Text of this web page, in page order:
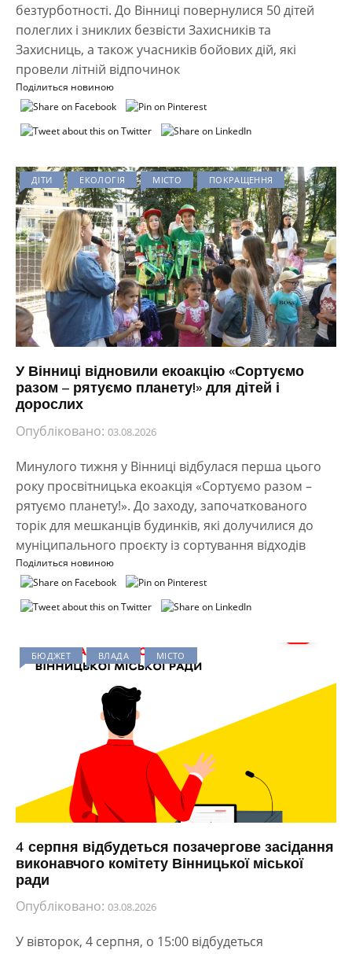
безтурботності. До Вінниці повернулися 50 дітей
полеглих і зниклих безвісти Захисників та
Захисниць, а також учасників бойових дій, які
провели літній відпочинок
Поділиться новиною
ДІТИ ЕКОЛОГІЯ МІСТО ПОКРАЩЕННЯ
У Вінниці відновили екоакцію «Сортуємо
разом – рятуємо планету!» для дітей і
дорослих
Опубліковано: 03.08.2026
Минулого тижня у Вінниці відбулася перша цього
року просвітницька екоакція «Сортуємо разом –
рятуємо планету!». До заходу, започаткованого
торік для мешканців будинків, які долучилися до
муніципального проєкту із сортування відходів
Поділиться новиною
БЮДЖЕТ ВЛАДА МІСТО
4 серпня відбудеться позачергове засідання
виконавчого комітету Вінницької міської
ради
Опубліковано: 03.08.2026
У вівторок, 4 серпня, о 15:00 відбудеться